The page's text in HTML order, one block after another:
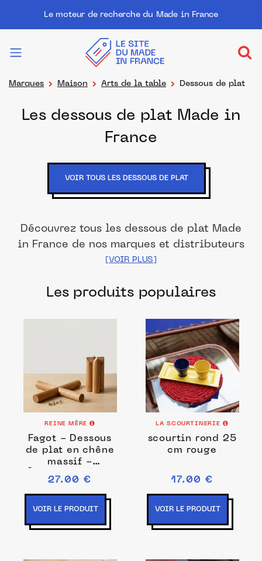
Le moteur de recherche du Made in France
Marques Maison Arts de la table Dessous de plat
Les dessous de plat Made in
France
VOIR TOUS LES DESSOUS DE PLAT
Découvrez tous les dessous de plat Made
in France de nos marques et distributeurs
partenaires. Des produits fabriqués dans
français pour un dressage de table
Les produits populaires
REINE MÈRE
Fagot - Dessous
de plat en chêne
massif -
Élastique Rouge
27.00 €
VOIR LE PRODUIT
LA SCOURTINERIE
scourtin rond 25
cm rouge
17.00 €
VOIR LE PRODUIT